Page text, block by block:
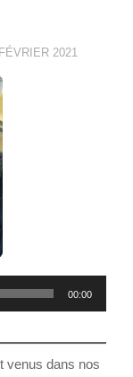
2021
00:00
venus dans nos